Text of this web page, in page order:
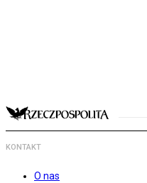
KONTAKT
O nas